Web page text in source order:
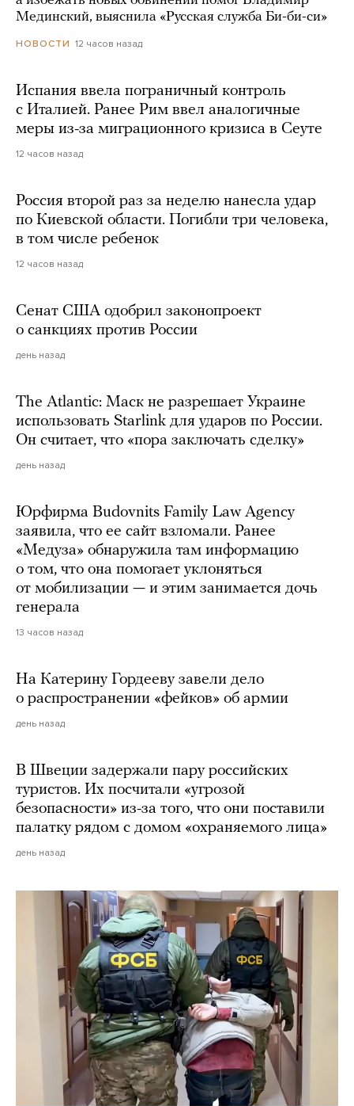
Мединский, выяснила «Русская служба Би-би-си»
НОВОСТИ 12 часов назад
Испания ввела пограничный контроль
с Италией. Ранее Рим ввел аналогичные
меры из-за миграционного кризиса в Сеуте
12 часов назад
Россия второй раз за неделю нанесла удар
по Киевской области. Погибли три человека,
в том числе ребенок
12 часов назад
Сенат США одобрил законопроект
о санкциях против России
день назад
The Atlantic: Маск не разрешает Украине
использовать Starlink для ударов по России.
Он считает, что «пора заключать сделку»
день назад
Юрфирма Budovnits Family Law Agency
заявила, что ее сайт взломали. Ранее
«Медуза» обнаружила там информацию
о том, что она помогает уклоняться
от мобилизации — и этим занимается дочь
генерала
13 часов назад
На Катерину Гордееву завели дело
о распространении «фейков» об армии
день назад
В Швеции задержали пару российских
туристов. Их посчитали «угрозой
безопасности» из-за того, что они поставили
палатку рядом с домом «охраняемого лица»
день назад